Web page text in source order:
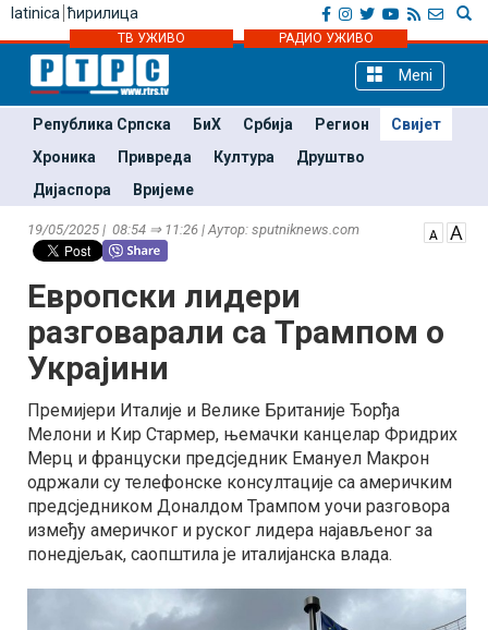
latinica ћирилица
ТВ УЖИВО РАДИО УЖИВО
Meni
Република Српска БиХ Србија Регион
Свијет
Хроника
Привреда Култура
Друштво
Дијаспора
Вријеме
19/05/2025 | 08:54 ⇒ 11:26 | Аутор: sputniknews.com
Европски лидери
разговарали са Трампом о
Украјини
Премијери Италије и Велике Британије Ђорђа
Мелони и Кир Стармер, њемачки канцелар Фридрих
Мерц и француски предсједник Емануел Макрон
одржали су телефонске консултације са америчким
предсједником Доналдом Трампом уочи разговора
између америчког и руског лидера најављеног за
понедјељак, саопштила је италијанска влада.